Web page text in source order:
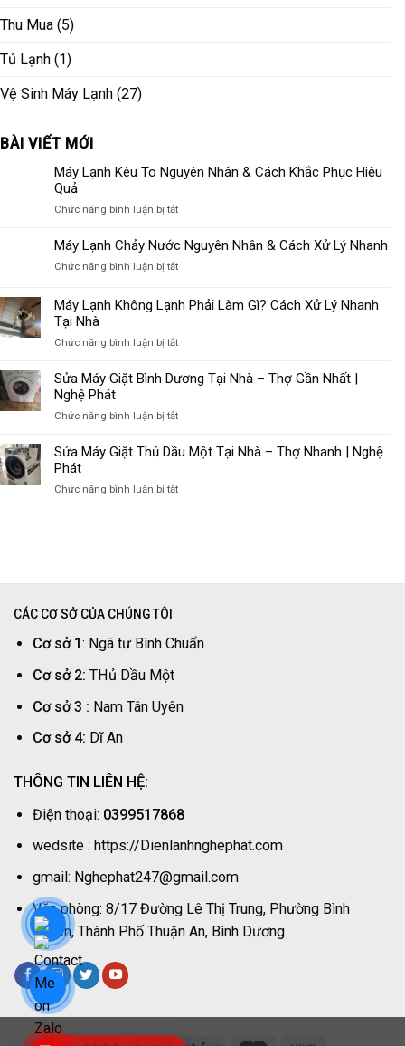
Thu Mua (5)
Tủ Lạnh (1)
Vệ Sinh Máy Lạnh (27)
BÀI VIẾT MỚI
Máy Lạnh Kêu To Nguyên Nhân & Cách Khắc Phục Hiệu
Quả
Chức năng bình luận bị tắtở
Lạnh
To
Nhân
Cách
Hiệu
Máy Lạnh Chảy Nước Nguyên Nhân & Cách Xử Lý Nhanh
Chức năng bình luận bị tắtở
Lạnh
Nguyên
&
Xử
Nhanh
Máy Lạnh Không Lạnh Phải Làm Gì? Cách Xử Lý Nhanh
Tại Nhà
Chức năng bình luận bị tắtở
Lạnh
Phải
Gì?
Xử
Sửa Máy Giặt Bình Dương Tại Nhà – Thợ Gần Nhất |
Nghệ Phát
Chức năng bình luận bị tắtở
Máy
Dương
Phát
Sửa Máy Giặt Thủ Dầu Một Tại Nhà – Thợ Nhanh | Nghệ
Phát
Chức năng bình luận bị tắtở
Một
Thợ
CÁC CƠ SỞ CỦA CHÚNG TÔI
Cơ sở 1 : Ngã tư Bình Chuẩn
Cơ sở 2: THủ Dầu Một
Cơ sở 3 : Nam Tân Uyên
Cơ sở 4: Dĩ An
THÔNG TIN LIÊN HỆ:
Điện thoại: 0399517868
wedsite : https://Dienlanhnghephat.com
gmail: Nghephat247@gmail.com
Văn phòng: 8/17 Đường Lê Thị Trung, Phường Bình
Chuẩn, Thành Phố Thuận An, Bình Dương